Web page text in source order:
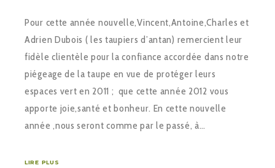
Pour cette année nouvelle,Vincent,Antoine,Charles et
Adrien Dubois ( les taupiers d’antan) remercient leur
fidèle clientèle pour la confiance accordée dans notre
piégeage de la taupe en vue de protéger leurs
espaces vert en 2011 ; que cette année 2012 vous
apporte joie,santé et bonheur. En cette nouvelle
année ,nous seront comme par le passé, à…
LIRE PLUS